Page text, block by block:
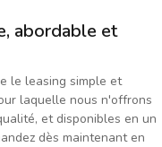
abordable et
le leasing simple et
laquelle nous n'offrons
et disponibles en un
dès maintenant en